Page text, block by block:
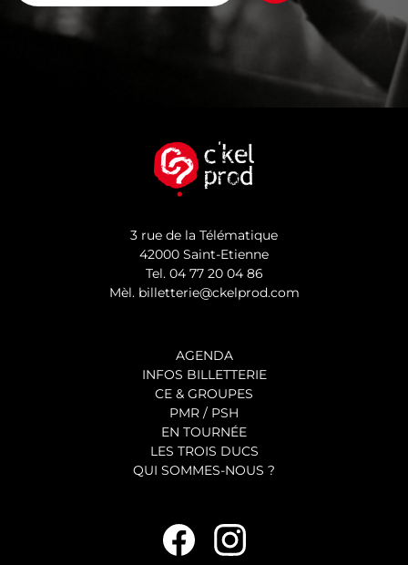
(Nécessaire)
3 rue de la Télématique
42000 Saint-Etienne
Tel. 04 77 20 04 86
Mèl. billetterie@ckelprod.com
AGENDA
INFOS BILLETTERIE
CE & GROUPES
PMR / PSH
EN TOURNÉE
LES TROIS DUCS
QUI SOMMES-NOUS ?